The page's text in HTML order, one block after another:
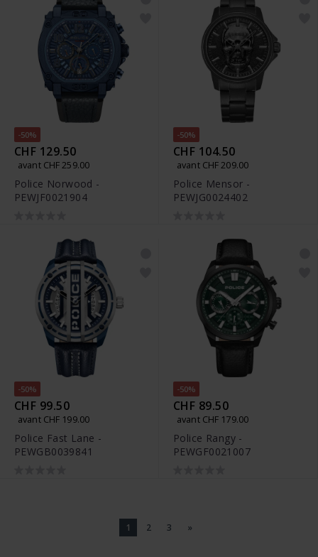
-50%
CHF 129.50
avant CHF 259.00
Police Norwood -
PEWJF0021904
-50%
CHF 104.50
avant CHF 209.00
Police Mensor -
PEWJG0024402
-50%
CHF 99.50
avant CHF 199.00
Police Fast Lane -
PEWGB0039841
-50%
CHF 89.50
avant CHF 179.00
Police Rangy -
PEWGF0021007
1 2 3 »